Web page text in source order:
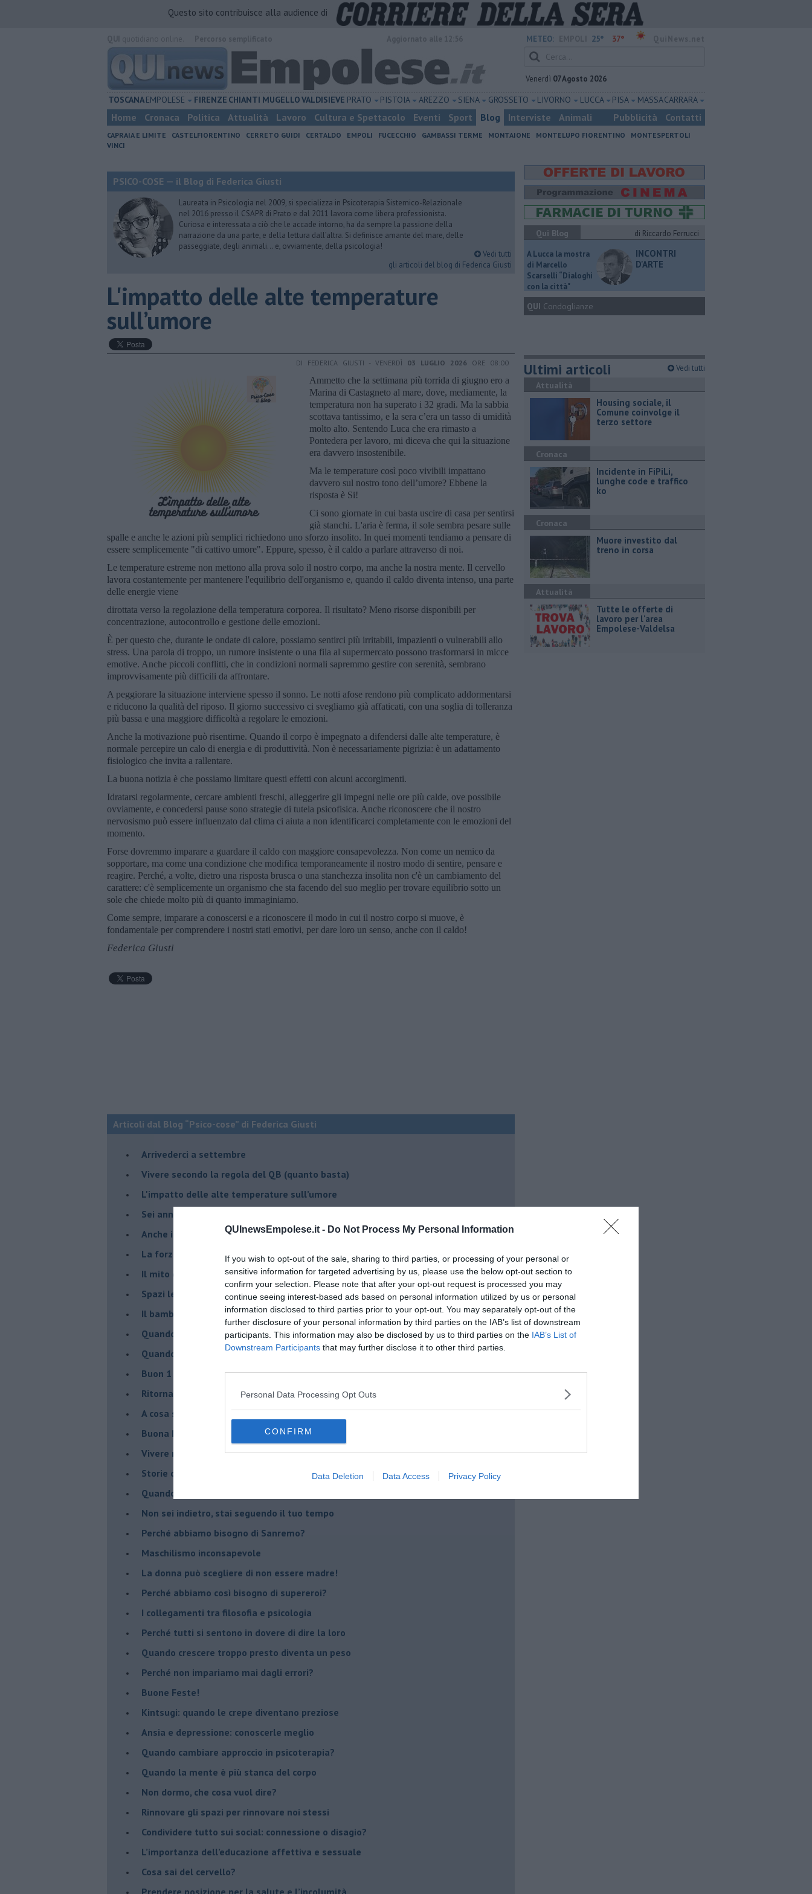
QUInewsEmpolese.it - Do Not Process My Personal Information
If you wish to opt-out of the sale, sharing to third parties, or processing of your personal or
sensitive information for targeted advertising by us, please use the below opt-out section to
confirm your selection. Please note that after your opt-out request is processed you may
continue seeing interest-based ads based on personal information utilized by us or personal
information disclosed to third parties prior to your opt-out. You may separately opt-out of the
further disclosure of your personal information by third parties on the IAB’s list of downstream
participants. This information may also be disclosed by us to third parties on the IAB’s List of
Downstream Participants that may further disclose it to other third parties.
Personal Data Processing Opt Outs
CONFIRM
Data Deletion Data Access Privacy Policy
Questo sito contribuisce alla audience di
METEO: 25° 37°
Venerdì 07 Agosto 2026
TOSCANAEMPOLESE FIRENZE CHIANTI MUGELLOVALDISIEVE PRATO PISTOIA AREZZO SIENA GROSSETO LIVORNO LUCCA PISA MASSA CARRARA
Home Cronaca Politica Attualità Lavoro Cultura e Spettacolo Eventi Sport Blog Interviste Animali Pubblicità Contatti
CAPRAIA E LIMITE CASTELFIORENTINO CERRETO GUIDI CERTALDO EMPOLI FUCECCHIO GAMBASSI TERME MONTAIONE MONTELUPO FIORENTINO
MONTESPERTOLI
VINCI
PSICO-COSE — il Blog di Federica Giusti
Laureata in Psicologia nel 2009, si specializza in Psicoterapia Sistemico-Relazionale
nel 2016 presso il CSAPR di Prato e dal 2011 lavora come libera professionista.
Curiosa e interessata a ciò che le accade intorno, ha da sempre la passione della
narrazione da una parte, e della lettura dall’altra. Si definisce amante del mare, delle
passeggiate, degli animali… e, ovviamente, della psicologia!
Vedi tutti
gli articoli del blog di Federica Giusti
​L'impatto delle alte temperature
sull’umore
DI FEDERICA GIUSTI - VENERDÌ 03 LUGLIO 2026 ORE 08:00
Ammetto che la settimana più torrida di giugno ero a
Marina di Castagneto al mare, dove, mediamente, la
temperatura non ha superato i 32 gradi. Ma la sabbia
scottava tantissimo, e la sera c’era un tasso di umidità
molto alto. Sentendo Luca che era rimasto a
Pontedera per lavoro, mi diceva che qui la situazione
era davvero insostenibile.
Ma le temperature così poco vivibili impattano
davvero sul nostro tono dell’umore? Ebbene la
risposta è Si!
Ci sono giornate in cui basta uscire di casa per sentirsi
già stanchi. L'aria è ferma, il sole sembra pesare sulle
spalle e anche le azioni più semplici richiedono uno sforzo insolito. In quei momenti tendiamo a pensare di
essere semplicemente "di cattivo umore". Eppure, spesso, è il caldo a parlare attraverso di noi.
Le temperature estreme non mettono alla prova solo il nostro corpo, ma anche la nostra mente. Il cervello
lavora costantemente per mantenere l'equilibrio dell'organismo e, quando il caldo diventa intenso, una parte
delle energie viene
dirottata verso la regolazione della temperatura corporea. Il risultato? Meno risorse disponibili per
concentrazione, autocontrollo e gestione delle emozioni.
È per questo che, durante le ondate di calore, possiamo sentirci più irritabili, impazienti o vulnerabili allo
stress. Una parola di troppo, un rumore insistente o una fila al supermercato possono trasformarsi in micce
emotive. Anche piccoli conflitti, che in condizioni normali sapremmo gestire con serenità, sembrano
improvvisamente più difficili da affrontare.
A peggiorare la situazione interviene spesso il sonno. Le notti afose rendono più complicato addormentarsi
e riducono la qualità del riposo. Il giorno successivo ci svegliamo già affaticati, con una soglia di tolleranza
più bassa e una maggiore difficoltà a regolare le emozioni.
Anche la motivazione può risentirne. Quando il corpo è impegnato a difendersi dalle alte temperature, è
normale percepire un calo di energia e di produttività. Non è necessariamente pigrizia: è un adattamento
fisiologico che invita a rallentare.
La buona notizia è che possiamo limitare questi effetti con alcuni accorgimenti.
Idratarsi regolarmente, cercare ambienti freschi, alleggerire gli impegni nelle ore più calde, ove possibile
ovviamente, e concedersi pause sono strategie di tutela psicofisica. Anche riconoscere che il nostro
nervosismo può essere influenzato dal clima ci aiuta a non identificarci completamente con le emozioni del
momento.
Forse dovremmo imparare a guardare il caldo con maggiore consapevolezza. Non come un nemico da
sopportare, ma come una condizione che modifica temporaneamente il nostro modo di sentire, pensare e
reagire. Perché, a volte, dietro una risposta brusca o una stanchezza insolita non c'è un cambiamento del
carattere: c'è semplicemente un organismo che sta facendo del suo meglio per trovare equilibrio sotto un
sole che chiede molto più di quanto immaginiamo.
Come sempre, imparare a conoscersi e a riconoscere il modo in cui il nostro corpo si muove, è
fondamentale per comprendere i nostri stati emotivi, per dare loro un senso, anche con il caldo!
Federica Giusti
Articoli dal Blog “Psico-cose” di Federica Giusti
​Arrivederci a settembre
​Vivere secondo la regola del QB (quanto basta)
​L'impatto delle alte temperature sull’umore
Sei anni di Psico-Cose
​Anche il terapeuta “sente”
​La forza silenziosa dell'impegno
​Il mito della madre leonessa
Spazi leggeri per tempi complessi
Il bambino, il marshmallow e il tempo
​Quando cambia il nome di una sindrome
​Quando il terapeuta torna a casa
​Buon 1 Maggio!
Ritornare indietro di vent’anni
​A cosa serve davvero la psicoterapia
​Buona Pasqua e … buona rinascita!
​Vivere nell’incertezza
​Storie di rinascita: i Take That
​Quando la rigidità del terapeuta è fondamentale
​Non sei indietro, stai seguendo il tuo tempo
​Perché abbiamo bisogno di Sanremo?
​Maschilismo inconsapevole
​La donna può scegliere di non essere madre!
​Perché abbiamo così bisogno di supereroi?
​I collegamenti tra filosofia e psicologia
​Perché tutti si sentono in dovere di dire la loro
​Quando crescere troppo presto diventa un peso
​Perché non impariamo mai dagli errori?
​Buone Feste!
​Kintsugi: quando le crepe diventano preziose
Ansia e depressione: conoscerle meglio
Quando cambiare approccio in psicoterapia?
​Quando la mente è più stanca del corpo
Non dormo, che cosa vuol dire?
​Rinnovare gli spazi per rinnovare noi stessi
​Condividere tutto sui social: connessione o disagio?
​L’importanza dell’educazione affettiva e sessuale
​Cosa sai del cervello?
Prendere posizione per la salute e l’incolumità
Qui Blog
di Riccardo Ferrucci
A Lucca la mostra
di Marcello
Scarselli “Dialoghi
con la città"
INCONTRI
D'ARTE
QUI Condoglianze
Ultimi articoli Vedi tutti
Attualità
​Housing sociale, il
Comune coinvolge il
terzo settore
Cronaca
Incidente in FiPiLi,
lunghe code e traffico
ko
Cronaca
Muore investito dal
treno in corsa
Attualità
​Tutte le offerte di
lavoro per l'area
Empolese-Valdelsa